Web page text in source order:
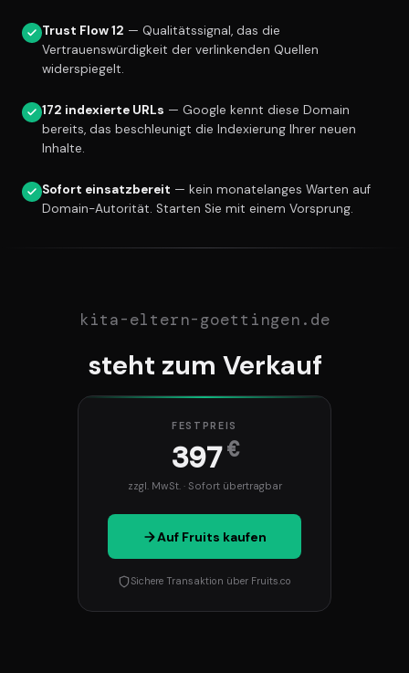
Trust Flow 12 — Qualitätssignal, das die
Vertrauenswürdigkeit der verlinkenden Quellen
widerspiegelt.
172 indexierte URLs — Google kennt diese Domain
bereits, das beschleunigt die Indexierung Ihrer neuen
Inhalte.
Sofort einsatzbereit — kein monatelanges Warten auf
Domain-Autorität. Starten Sie mit einem Vorsprung.
kita-eltern-goettingen.de
steht zum Verkauf
FESTPREIS
397€
zzgl. MwSt. · Sofort übertragbar
Auf Fruits kaufen
Sichere Transaktion über Fruits.co